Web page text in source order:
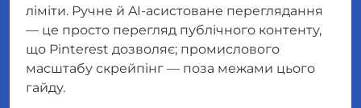
ліміти. Ручне й AI-асистоване переглядання
— це просто перегляд публічного контенту,
що Pinterest дозволяє; промислового
масштабу скрейпінг — поза межами цього
гайду.